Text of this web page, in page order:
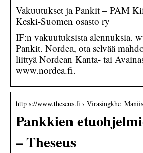
Vakuutukset ja Pankit – PAM
Keski-Suomen osasto ry
IF:n vakuutuksista alennuksia.
Pankit. Nordea, ota selvää
liittyä Nordean Kanta- tai
www.nordea.fi.
http s://www.theseus.fi ›
Pankkien
– Theseus